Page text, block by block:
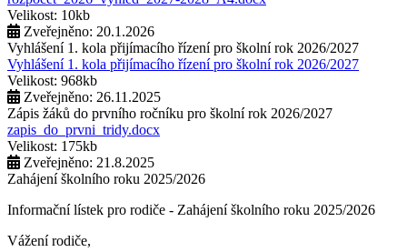
Velikost: 10kb
Zveřejněno: 20.1.2026
Vyhlášení 1. kola přijímacího řízení pro školní rok 2026/2027
Vyhlášení 1. kola přijímacího řízení pro školní rok 2026/2027
Velikost: 968kb
Zveřejněno: 26.11.2025
Zápis žáků do prvního ročníku pro školní rok 2026/2027
zapis_do_prvni_tridy.docx
Velikost: 175kb
Zveřejněno: 21.8.2025
Zahájení školního roku 2025/2026
Informační lístek pro rodiče - Zahájení školního roku 2025/2026
Vážení rodiče,